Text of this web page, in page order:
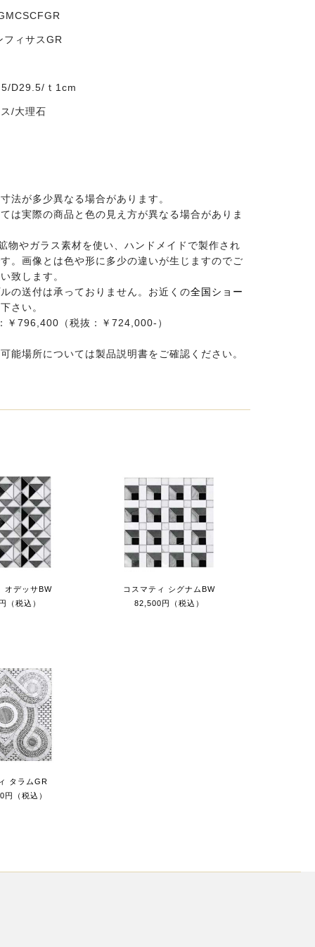
フィサスGR
D29.5/ｔ1cm
/大理石
法が多少異なる場合があります。
は実際の商品と色の見え方が異なる場合がありま
やガラス素材を使い、ハンドメイドで製作され
。画像とは色や形に多少の違いが生じますのでご
致します。
の送付は承っておりません。お近くの全国ショー
さい。
￥796,400（税抜：￥724,000-）
能場所については製品説明書をご確認ください。
オデッサBW
（税込）
コスマティ シグナムBW
82,500円（税込）
タラムGR
（税込）